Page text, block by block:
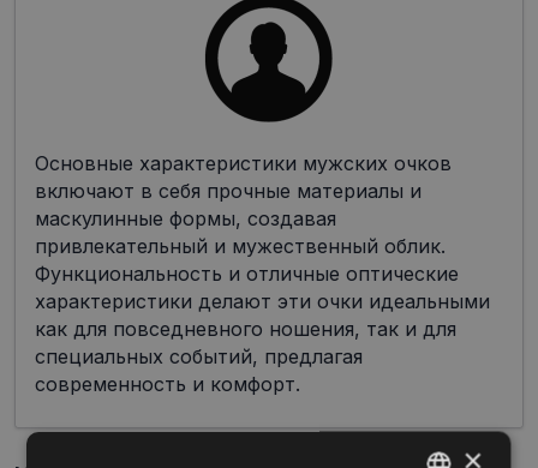
Основные характеристики мужских очков
включают в себя прочные материалы и
маскулинные формы, создавая
привлекательный и мужественный облик.
Функциональность и отличные оптические
характеристики делают эти очки идеальными
как для повседневного ношения, так и для
специальных событий, предлагая
современность и комфорт.
×